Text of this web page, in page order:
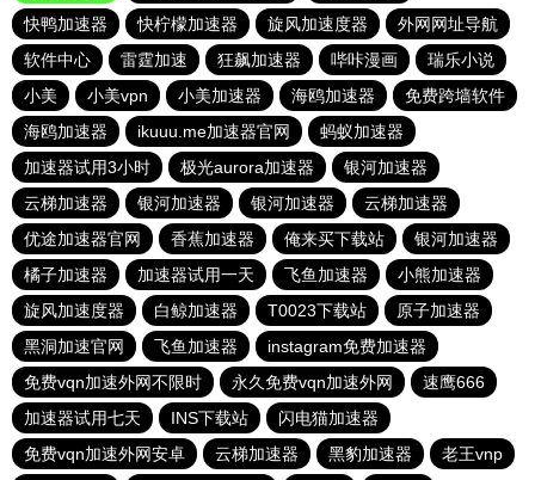
快鸭加速器
快柠檬加速器 旋风加速度器
外网网址导航
软件中心
雷霆加速 狂飙加速器 哔咔漫画
瑞乐小说
小美
小美vpn 小美加速器 海鸥加速器
免费跨墙软件
海鸥加速器
ikuuu.me加速器官网
蚂蚁加速器
加速器试用3小时
极光aurora加速器
银河加速器
云梯加速器
银河加速器 银河加速器
云梯加速器
优途加速器官网
香蕉加速器 俺来买下载站
银河加速器
橘子加速器
加速器试用一天 飞鱼加速器
小熊加速器
旋风加速度器
白鲸加速器 T0023下载站
原子加速器
黑洞加速官网
飞鱼加速器
instagram免费加速器
免费vqn加速外网不限时
永久免费vqn加速外网
速鹰666
加速器试用七天
INS下载站
闪电猫加速器
免费vqn加速外网安卓
云梯加速器 黑豹加速器 老王vnp